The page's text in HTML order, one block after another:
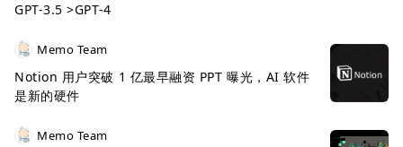
GPT-3.5 >GPT-4
Memo Team
Notion 用户突破 1 亿最早融资 PPT 曝光，AI 软件
是新的硬件
Memo Team